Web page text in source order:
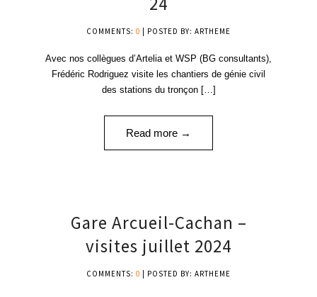
COMMENTS: 0 | POSTED BY: ARTHEME
Avec nos collègues d’Artelia et WSP (BG consultants),
Frédéric Rodriguez visite les chantiers de génie civil
des stations du tronçon […]
Read more →
Gare Arcueil-Cachan –
visites juillet 2024
COMMENTS: 0 | POSTED BY: ARTHEME